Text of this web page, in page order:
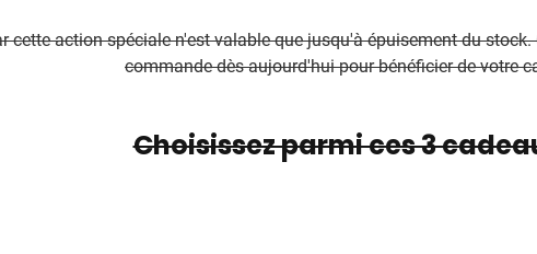
cette action spéciale n'est valable que jusqu'à épuisement du
commande dès aujourd'hui pour bénéficier de votre
Choisissez parmi ces 3